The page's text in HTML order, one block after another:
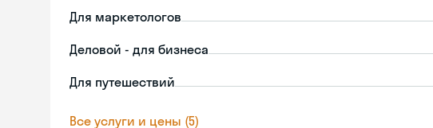
Для маркетологов
Деловой - для бизнеса
Для путешествий
Все услуги и цены (5)